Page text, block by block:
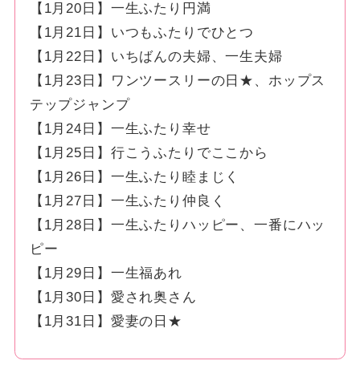
【1月20日】一生ふたり円満
【1月21日】いつもふたりでひとつ
【1月22日】いちばんの夫婦、一生夫婦
【1月23日】ワンツースリーの日★、ホップス
テップジャンプ
【1月24日】一生ふたり幸せ
【1月25日】行こうふたりでここから
【1月26日】一生ふたり睦まじく
【1月27日】一生ふたり仲良く
【1月28日】一生ふたりハッピー、一番にハッ
ピー
【1月29日】一生福あれ
【1月30日】愛され奥さん
【1月31日】愛妻の日★